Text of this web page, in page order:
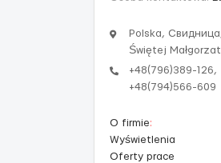
Polska,
Świętej
+48(796)389-126,
+48(794)566-609
O firmie:
Wyświetlenia
Oferty prace